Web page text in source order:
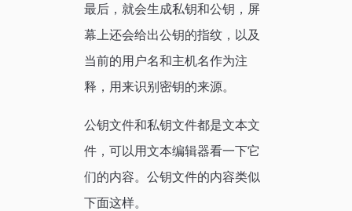
最后，就会生成私钥和公钥，屏
幕上还会给出公钥的指纹，以及
当前的用户名和主机名作为注
释，用来识别密钥的来源。
公钥文件和私钥文件都是文本文
件，可以用文本编辑器看一下它
们的内容。公钥文件的内容类似
下面这样。